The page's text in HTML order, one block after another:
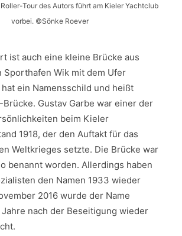
Tour des Autors führt am Kieler Yachtclub
vorbei. ©️Sönke Roever
ist auch eine kleine Brücke aus
Sporthafen Wik mit dem Ufer
ein Namensschild und heißt
Brücke. Gustav Garbe war einer der
beim Kieler
1918, der den Auftakt für das
Weltkrieges setzte. Die Brücke war
benannt worden. Allerdings haben
den Namen 1933 wieder
2016 wurde der Name
nach der Beseitigung wieder